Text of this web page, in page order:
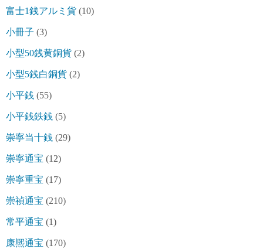
富士1銭アルミ貨 (10)
小冊子 (3)
小型50銭黄銅貨 (2)
小型5銭白銅貨 (2)
小平銭 (55)
小平銭鉄銭 (5)
崇寧当十銭 (29)
崇寧通宝 (12)
崇寧重宝 (17)
崇禎通宝 (210)
常平通宝 (1)
康熈通宝 (170)